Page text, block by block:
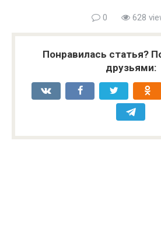
0 628
Понравилась статья?
друзьями: